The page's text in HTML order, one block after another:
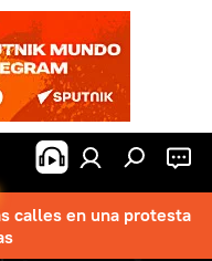
calles en una protesta